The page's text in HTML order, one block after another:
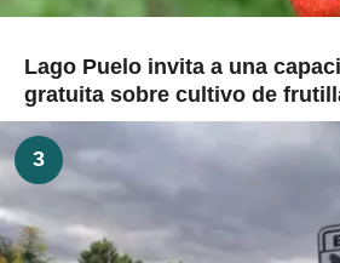
Lago Puelo invita a una
gratuita sobre cultivo de
3